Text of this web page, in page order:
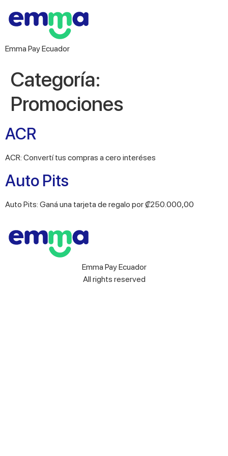
Emma Pay Ecuador
Categoría:
Promociones
ACR
ACR: Convertí tus compras a cero interéses
Auto Pits
Auto Pits: Ganá una tarjeta de regalo por ₡250.000,00
Emma Pay Ecuador
All rights reserved